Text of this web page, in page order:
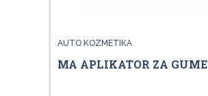
AUTO KOZMETIKA
MA APLIKATOR ZA GUME